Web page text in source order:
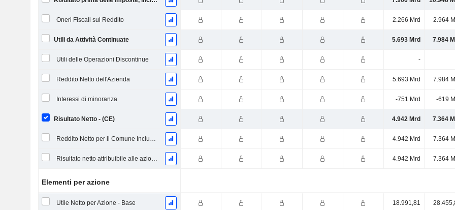
Oneri Fiscali sul Reddito 2.266 Mrd 2.964
Utili da Attività Continuate 5.693 Mrd 7.984
Utili delle Operazioni Discontinue -
Reddito Netto dell'Azienda 5.693 Mrd 7.984
Interessi di minoranza -751 Mrd -619
Risultato Netto - (CE) 4.942 Mrd 7.364
Reddito Netto per il Comune Inclusi Elementi Straordinari 4.942 Mrd 7.364
Risultato netto attribuibile alle azioni ordinarie escl. elementi straordinari 4.942 Mrd 7.364
Elementi per azione
Utile Netto per Azione - Base 18.991,81